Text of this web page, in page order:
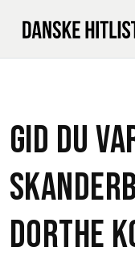
Gid du
Dorthe